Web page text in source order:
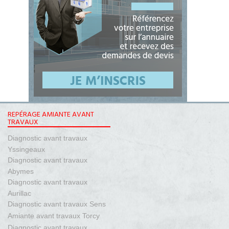
REPÉRAGE AMIANTE AVANT
TRAVAUX
Diagnostic avant travaux
Yssingeaux
Diagnostic avant travaux
Abymes
Diagnostic avant travaux
Aurillac
Diagnostic avant travaux Sens
Amiante avant travaux Torcy